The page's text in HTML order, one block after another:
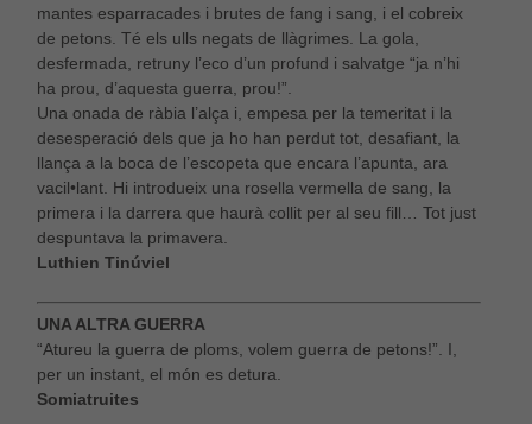
mantes esparracades i brutes de fang i sang, i el cobreix
de petons. Té els ulls negats de llàgrimes. La gola,
desfermada, retruny l’eco d’un profund i salvatge “ja n’hi
ha prou, d’aquesta guerra, prou!”.
Una onada de ràbia l’alça i, empesa per la temeritat i la
desesperació dels que ja ho han perdut tot, desafiant, la
llança a la boca de l’escopeta que encara l’apunta, ara
vacil•lant. Hi introdueix una rosella vermella de sang, la
primera i la darrera que haurà collit per al seu fill… Tot just
despuntava la primavera.
Luthien Tinúviel
UNA ALTRA GUERRA
“Atureu la guerra de ploms, volem guerra de petons!”. I,
per un instant, el món es detura.
Somiatruites